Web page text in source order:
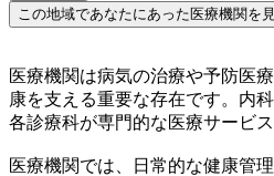
この地域であなたにあった医療機関を
医療機関は病気の治療や予防医
康を支える重要な存在です。内
各診療科が専門的な医療サービ
医療機関では、日常的な健康管